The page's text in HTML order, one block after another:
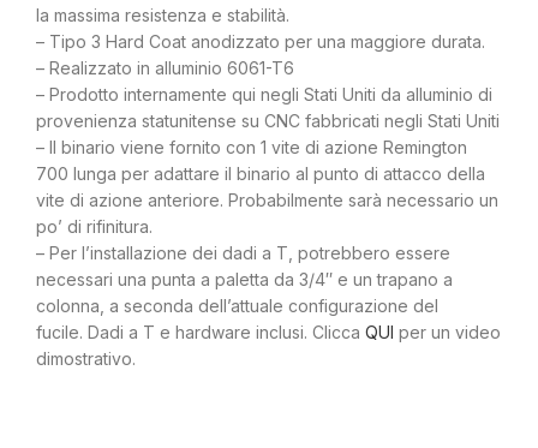
la massima resistenza e stabilità.
– Tipo 3 Hard Coat anodizzato per una maggiore durata.
– Realizzato in alluminio 6061-T6
– Prodotto internamente qui negli Stati Uniti da alluminio di
provenienza statunitense su CNC fabbricati negli Stati Uniti
– Il binario viene fornito con 1 vite di azione Remington
700 lunga per adattare il binario al punto di attacco della
vite di azione anteriore. Probabilmente sarà necessario un
po’ di rifinitura.
– Per l’installazione dei dadi a T, potrebbero essere
necessari una punta a paletta da 3/4″ e un trapano a
colonna, a seconda dell’attuale configurazione del
fucile. Dadi a T e hardware inclusi. Clicca QUI per un video
dimostrativo.